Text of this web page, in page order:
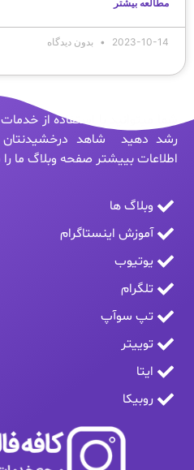
مطالعه بیشتر
2023-10-14 بدون دیدگاه
شما میتوانید با استفاده از
رشد دهید شاهد درخشیدنتان
اطلاعات بییشتر صفحه وبلاگ ما
وبلاگ ها
آموزش اینستاگرام
یوتیوب
تلگرام
تپ سوآپ
توییتر
ایتا
روبیکا